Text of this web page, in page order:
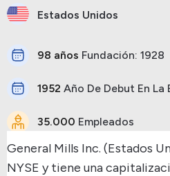
Estados Unidos
98 años Fundación: 1928
1952 Año De Debut En
35.000 Empleados
General Mills Inc. (Estados
NYSE y tiene una